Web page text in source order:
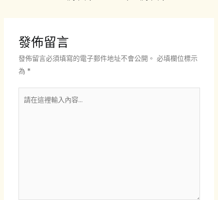
發佈留言
發佈留言必須填寫的電子郵件地址不會公開。 必填欄位標示
為 *